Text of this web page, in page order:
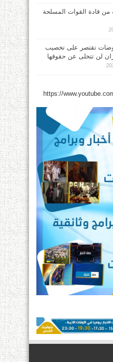
من قادة القوات المسلحة
تقتصر على تخصيب
لن تتخلى عن حقوقها
https://